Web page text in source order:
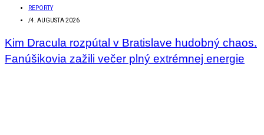
REPORTY
/4. AUGUSTA 2026
Kim Dracula rozpútal v Bratislave hudobný chaos.
Fanúšikovia zažili večer plný extrémnej energie